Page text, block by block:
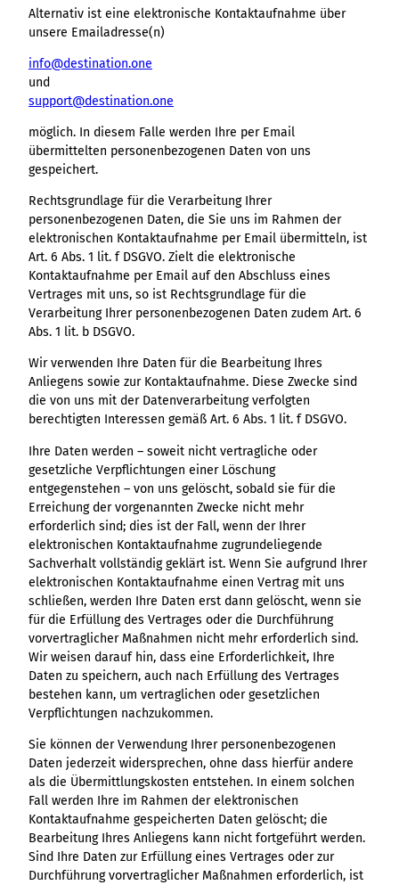
Alternativ ist eine elektronische Kontaktaufnahme über
unsere Emailadresse(n)
info@destination.one
und
support@destination.one
möglich. In diesem Falle werden Ihre per Email
übermittelten personenbezogenen Daten von uns
gespeichert.
Rechtsgrundlage für die Verarbeitung Ihrer
personenbezogenen Daten, die Sie uns im Rahmen der
elektronischen Kontaktaufnahme per Email übermitteln, ist
Art. 6 Abs. 1 lit. f DSGVO. Zielt die elektronische
Kontaktaufnahme per Email auf den Abschluss eines
Vertrages mit uns, so ist Rechtsgrundlage für die
Verarbeitung Ihrer personenbezogenen Daten zudem Art. 6
Abs. 1 lit. b DSGVO.
Wir verwenden Ihre Daten für die Bearbeitung Ihres
Anliegens sowie zur Kontaktaufnahme. Diese Zwecke sind
die von uns mit der Datenverarbeitung verfolgten
berechtigten Interessen gemäß Art. 6 Abs. 1 lit. f DSGVO.
Ihre Daten werden – soweit nicht vertragliche oder
gesetzliche Verpflichtungen einer Löschung
entgegenstehen – von uns gelöscht, sobald sie für die
Erreichung der vorgenannten Zwecke nicht mehr
erforderlich sind; dies ist der Fall, wenn der Ihrer
elektronischen Kontaktaufnahme zugrundeliegende
Sachverhalt vollständig geklärt ist. Wenn Sie aufgrund Ihrer
elektronischen Kontaktaufnahme einen Vertrag mit uns
schließen, werden Ihre Daten erst dann gelöscht, wenn sie
für die Erfüllung des Vertrages oder die Durchführung
vorvertraglicher Maßnahmen nicht mehr erforderlich sind.
Wir weisen darauf hin, dass eine Erforderlichkeit, Ihre
Daten zu speichern, auch nach Erfüllung des Vertrages
bestehen kann, um vertraglichen oder gesetzlichen
Verpflichtungen nachzukommen.
Sie können der Verwendung Ihrer personenbezogenen
Daten jederzeit widersprechen, ohne dass hierfür andere
als die Übermittlungskosten entstehen. In einem solchen
Fall werden Ihre im Rahmen der elektronischen
Kontaktaufnahme gespeicherten Daten gelöscht; die
Bearbeitung Ihres Anliegens kann nicht fortgeführt werden.
Sind Ihre Daten zur Erfüllung eines Vertrages oder zur
Durchführung vorvertraglicher Maßnahmen erforderlich, ist